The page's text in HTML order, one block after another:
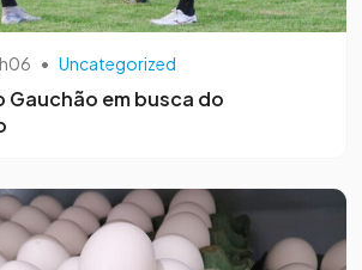
• Uncategorized
Gauchão em busca do